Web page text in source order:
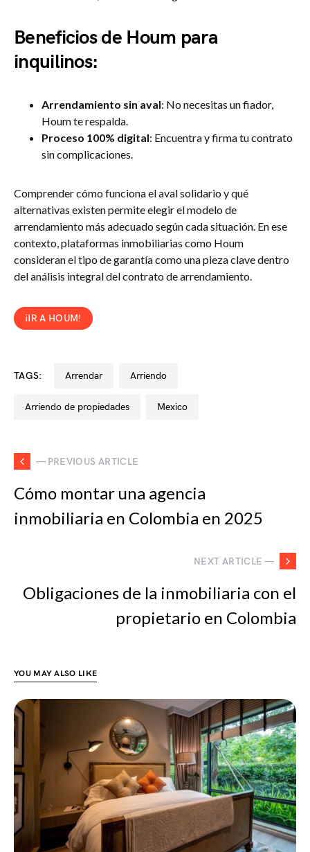
Beneficios de Houm para
inquilinos:
Arrendamiento sin aval: No necesitas un fiador,
Houm te respalda.
Proceso 100% digital: Encuentra y firma tu contrato
sin complicaciones.
Comprender cómo funciona el aval solidario y qué
alternativas existen permite elegir el modelo de
arrendamiento más adecuado según cada situación. En ese
contexto, plataformas inmobiliarias como Houm
consideran el tipo de garantía como una pieza clave dentro
del análisis integral del contrato de arrendamiento.
¡IR A HOUM!
TAGS: arrendar arriendo
arriendo de propiedades mexico
— PREVIOUS ARTICLE
Cómo montar una agencia
inmobiliaria en Colombia en 2025
NEXT ARTICLE —
Obligaciones de la inmobiliaria con el
propietario en Colombia
YOU MAY ALSO LIKE